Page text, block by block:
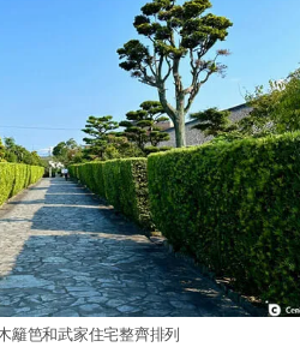
籬笆和武家住宅整齊排列